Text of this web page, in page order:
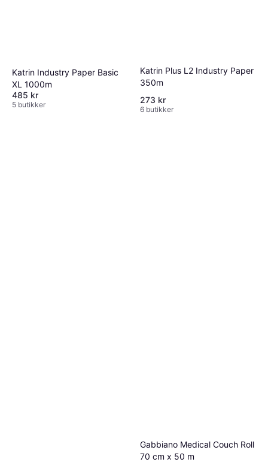
Katrin Industry Paper Basic
XL 1000m
485 kr
5 butikker
Katrin Plus L2 Industry Paper
350m
273 kr
6 butikker
Gabbiano Medical Couch Roll
70 cm x 50 m